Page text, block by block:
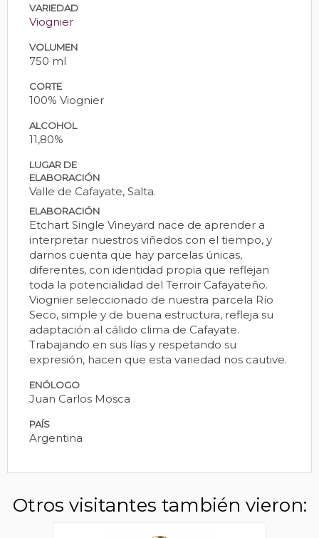
VARIEDAD
Viognier
VOLUMEN
750 ml
CORTE
100% Viognier
ALCOHOL
11,80%
LUGAR DE
ELABORACIÓN
Valle de Cafayate, Salta.
ELABORACIÓN
Etchart Single Vineyard nace de aprender a
interpretar nuestros viñedos con el tiempo, y
darnos cuenta que hay parcelas únicas,
diferentes, con identidad propia que reflejan
toda la potencialidad del Terroir Cafayateño.
Viognier seleccionado de nuestra parcela Río
Seco, simple y de buena estructura, refleja su
adaptación al cálido clima de Cafayate.
Trabajando en sus lías y respetando su
expresión, hacen que esta variedad nos cautive.
ENÓLOGO
Juan Carlos Mosca
PAÍS
Argentina
Otros visitantes también vieron: